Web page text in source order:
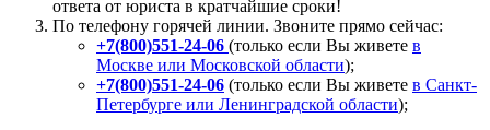
ответа от юриста в кратчайшие сроки!
По телефону горячей линии. Звоните прямо сейчас:
+7(800)551-24-06 (только если Вы живете в
Москве или Московской области);
+7(800)551-24-06 (только если Вы живете в Санкт-
Петербурге или Ленинградской области);